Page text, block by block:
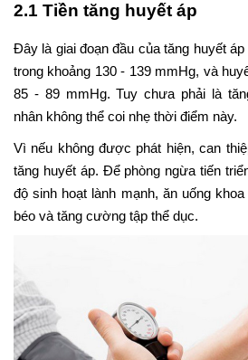
2.1 Tiền tăng huyết áp
Đây là giai đoạn đầu của tăng huyết
trong khoảng 130 - 139 mmHg, và
85 - 89 mmHg. Tuy chưa phải là
nhân không thể coi nhẹ thời điểm này.
Vì nếu không được phát hiện, can
tăng huyết áp. Để phòng ngừa tiến
độ sinh hoạt lành mạnh, ăn uống
béo và tăng cường tập thể dục.